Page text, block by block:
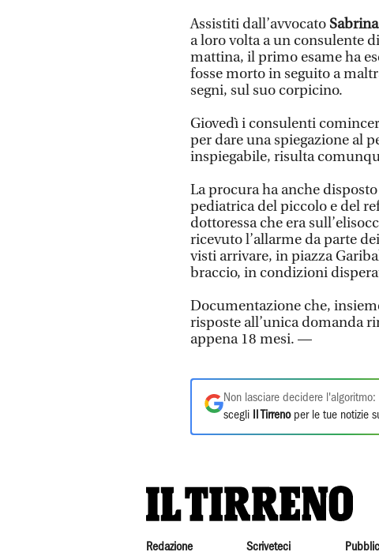
Assistiti dall’avvocato
a loro volta a un consulente
mattina, il primo esame ha
fosse morto in seguito a
segni, sul suo corpicino.
Giovedì i consulenti
per dare una spiegazione al
inspiegabile, risulta
La procura ha anche
pediatrica del piccolo e del
dottoressa che era
ricevuto l’allarme da parte
visti arrivare, in piazza
braccio, in condizioni
Documentazione che,
risposte all’unica domanda
appena 18 mesi. —
Non lasciare decidere l'algoritmo:
scegli
Il Tirrenoper le tue notizie
Redazione Scriveteci